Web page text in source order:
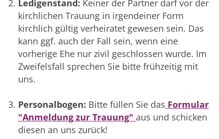
Ledigenstand: Keiner der Partner darf vor der
kirchlichen Trauung in irgendeiner Form
kirchlich gültig verheiratet gewesen sein. Das
kann ggf. auch der Fall sein, wenn eine
vorherige Ehe nur zivil geschlossen wurde. Im
Zweifelsfall sprechen Sie bitte frühzeitig mit
uns.
Personalbogen: Bitte füllen Sie das Formular
"Anmeldung zur Trauung" aus und schicken
diesen an uns zurück!